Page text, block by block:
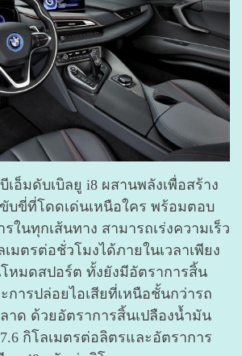
ดับเบิลยู i8 ผสานพลังเพื่อสร้าง
บขี่ที่โดดเด่นเหนือใคร พร้อมตอบ
ในทุกเส้นทาง สามารถเร่งความเร็ว
เมตรต่อชั่วโมงได้ภายในเวลาเพียง
หมดสปอร์ต ทั้งยังมีอัตราการสิ้น
การปล่อยไอเสียที่เหนือชั้นกว่ารถ
าด ด้วยอัตราการสิ้นเปลืองน้ำมัน
กิโลเมตรต่อลิตรและอัตราการ